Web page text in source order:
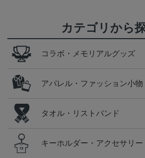
カテゴリから
コラボ・メモリアルグッズ
アパレル・ファッション小物
タオル・リストバンド
キーホルダー・アクセサリー